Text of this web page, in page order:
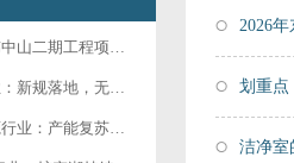
热烈祝贺汇伟中山二期工程项目正式开工
食品加工行业：新规落地，无菌洁净生产全面···
锂电池新能源行业：产能复苏，洁净工程订单···
2026
划重点
洁净室